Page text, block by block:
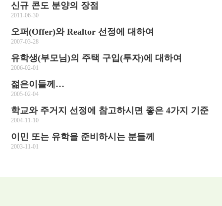
신규 콘도 분양의 장점
2011-06-30
오퍼(Offer)와 Realtor 선정에 대하여
2007-03-28
유학생(부모님)의 주택 구입(투자)에 대하여
2006-02-01
젊은이들께…
2005-02-04
학교와 주거지 선정에 참고하시면 좋은 4가지 기준
2004-11-10
이민 또는 유학을 준비하시는 분들께
2003-11-01